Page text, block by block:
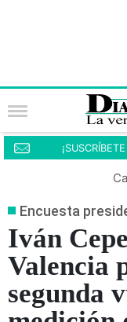
Encuesta
Iván
Valencia
segunda